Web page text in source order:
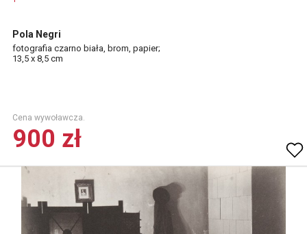
Pola Negri
fotografia czarno biała, brom, papier;
13,5 x 8,5 cm
Cena wywoławcza.
900 zł